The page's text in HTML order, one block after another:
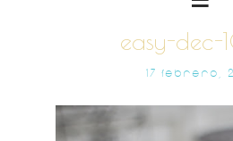
easy-dec-
17 FEBRERO,